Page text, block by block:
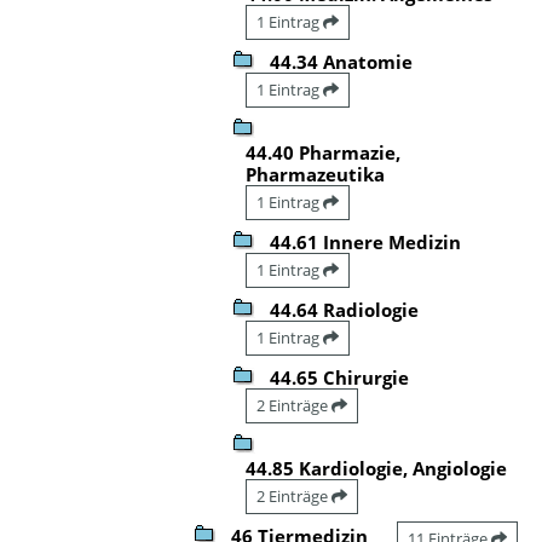
1 Eintrag
44.34 Anatomie
1 Eintrag
44.40 Pharmazie,
Pharmazeutika
1 Eintrag
44.61 Innere Medizin
1 Eintrag
44.64 Radiologie
1 Eintrag
44.65 Chirurgie
2 Einträge
44.85 Kardiologie, Angiologie
2 Einträge
46 Tiermedizin